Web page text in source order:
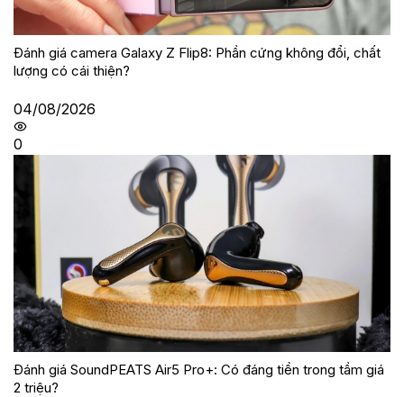
Đánh giá camera Galaxy Z Flip8: Phần cứng không đổi, chất
lượng có cái thiện?
04/08/2026
0
Đánh giá SoundPEATS Air5 Pro+: Có đáng tiền trong tầm giá
2 triệu?